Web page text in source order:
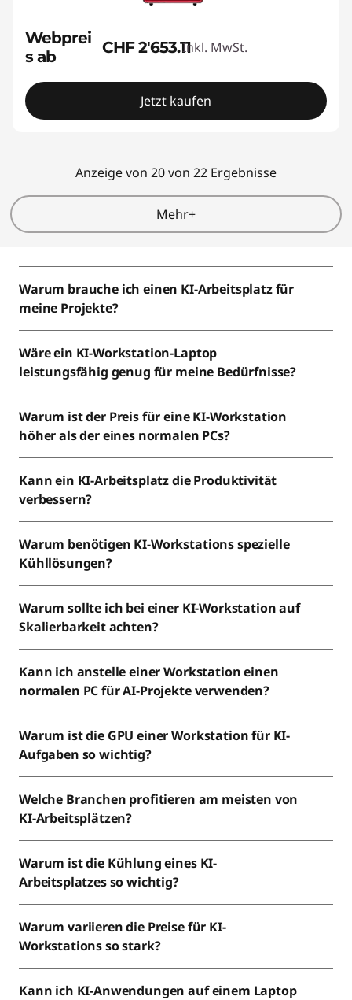
Webprei
s ab
CHF 2'653.11Inkl. MwSt.
Jetzt kaufen
Anzeige von 20 von 22 Ergebnisse
Mehr+
Warum brauche ich einen KI-Arbeitsplatz für
meine Projekte?
Wäre ein KI-Workstation-Laptop
leistungsfähig genug für meine Bedürfnisse?
Warum ist der Preis für eine KI-Workstation
höher als der eines normalen PCs?
Kann ein KI-Arbeitsplatz die Produktivität
verbessern?
Warum benötigen KI-Workstations spezielle
Kühllösungen?
Warum sollte ich bei einer KI-Workstation auf
Skalierbarkeit achten?
Kann ich anstelle einer Workstation einen
normalen PC für AI-Projekte verwenden?
Warum ist die GPU einer Workstation für KI-
Aufgaben so wichtig?
Welche Branchen profitieren am meisten von
KI-Arbeitsplätzen?
Warum ist die Kühlung eines KI-
Arbeitsplatzes so wichtig?
Warum variieren die Preise für KI-
Workstations so stark?
Kann ich KI-Anwendungen auf einem Laptop